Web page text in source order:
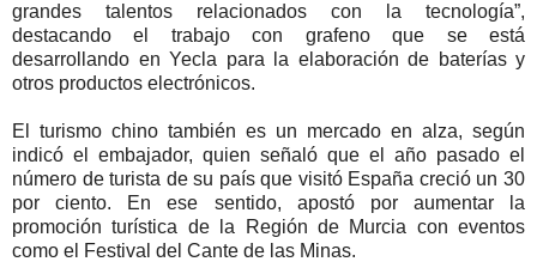
grandes talentos relacionados con la tecnología”,
destacando el trabajo con grafeno que se está
desarrollando en Yecla para la elaboración de baterías y
otros productos electrónicos.
El turismo chino también es un mercado en alza, según
indicó el embajador, quien señaló que el año pasado el
número de turista de su país que visitó España creció un 30
por ciento. En ese sentido, apostó por aumentar la
promoción turística de la Región de Murcia con eventos
como el Festival del Cante de las Minas.